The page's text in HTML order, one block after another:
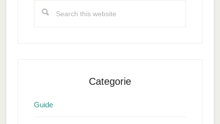
this
Categorie
Guide